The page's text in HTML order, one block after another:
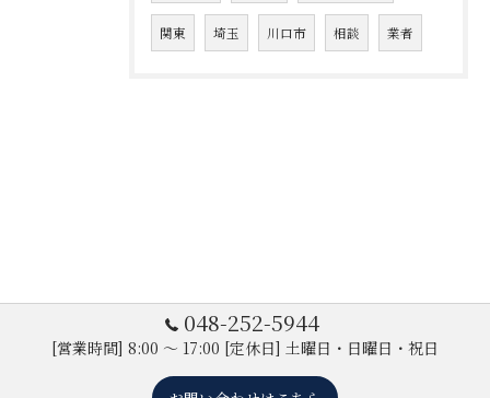
関東 埼玉 川口市 相談 業者
048-252-5944
[営業時間] 8:00 ～ 17:00 [定休日] 土曜日・日曜日・祝日